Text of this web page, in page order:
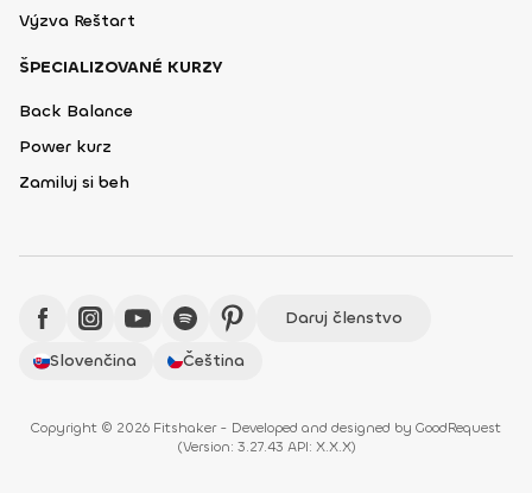
Výzva Reštart
ŠPECIALIZOVANÉ KURZY
Back Balance
Power kurz
Zamiluj si beh
Daruj členstvo
Slovenčina
Čeština
Copyright © 2026 Fitshaker - Developed and designed by GoodRequest
(Version: 3.27.43 API: X.X.X)